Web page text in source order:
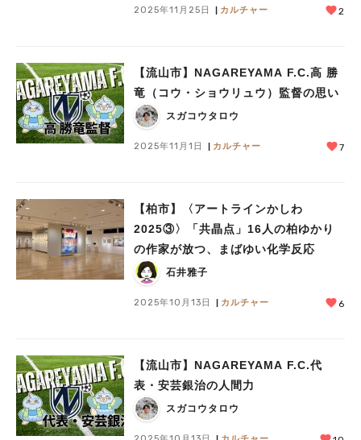
2025年11月25日 カルチャー 2
【流山市】NAGAREYAMA F.C.高 勝
竜（コウ・ショウリュウ）監督の思い
スガコウタロウ
2025年11月1日 カルチャー 7
【柏市】〈アートラインかしわ
2025③〉「共晶点」16人の柏ゆかり
の作家が放つ、まばゆい化学反応
石井雅子
2025年10月13日 カルチャー 6
【流山市】NAGAREYAMA F.C.代
表・安芸銀治の人間力
スガコウタロウ